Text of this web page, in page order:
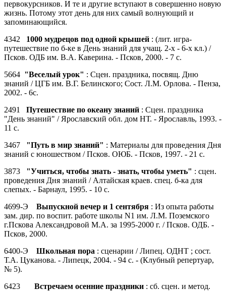
первокурсников. И те и другие вступают в совершенно новую
жизнь. Потому этот день для них самый волнующий и
запоминающийся.
4342 1000 мудрецов под одной крышей : (лит. игра-
путешествие по б-ке в День знаний для учащ. 2-х - 6-х кл.) /
Псков. ОДБ им. В.А. Каверина. - Псков, 2000. - 7 с.
5664 "Веселый урок" : Сцен. праздника, посвящ. Дню
знаний / ЦГБ им. В.Г. Белинского; Сост. Л.М. Орлова. - Пенза,
2002. - 6с.
2491 Путешествие по океану знаний : Сцен. праздника
"День знаний" / Ярославский обл. дом НТ. - Ярославль, 1993. -
11 с.
3467 "Путь в мир знаний" : Материалы для проведения Дня
знаний с юношеством / Псков. ОЮБ. - Псков, 1997. - 21 с.
3873 "Учиться, чтобы знать - знать, чтобы уметь" : сцен.
проведения Дня знаний / Алтайская краев. спец. б-ка для
слепых. - Барнаул, 1995. - 10 с.
4699-Э Выпускной вечер и 1 сентября : Из опыта работы
зам. дир. по воспит. работе школы N1 им. Л.М. Поземского
г.Пскова Александровой М.А. за 1995-2000 г. / Псков. ОДБ. -
Псков, 2000.
6400-Э Школьная пора : сценарии / Липец. ОДНТ ; сост.
Т.А. Цуканова. - Липецк, 2004. - 94 с. - (Клубный репертуар,
№ 5).
6423 Встречаем осенние праздники : сб. сцен. и метод.